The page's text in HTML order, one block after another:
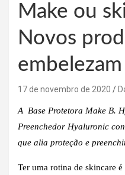
Make ou
Novos
embelezam
17 de novembro de 2020
A Base Protetora Make B.
Preenchedor Hyaluronic
que alia proteção e
Ter uma rotina de skincare